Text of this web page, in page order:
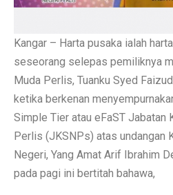
Kangar – Harta pusaka ialah
seseorang selepas pemiliknya
Muda Perlis, Tuanku Syed
ketika berkenan
Simple Tier atau eFaST Jabatan
Perlis (JKSNPs) atas undangan
Negeri, Yang Amat Arif Ibrahim
pada pagi ini bertitah bahawa,